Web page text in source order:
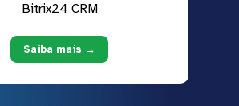
Bitrix24 CRM
Saiba mais →